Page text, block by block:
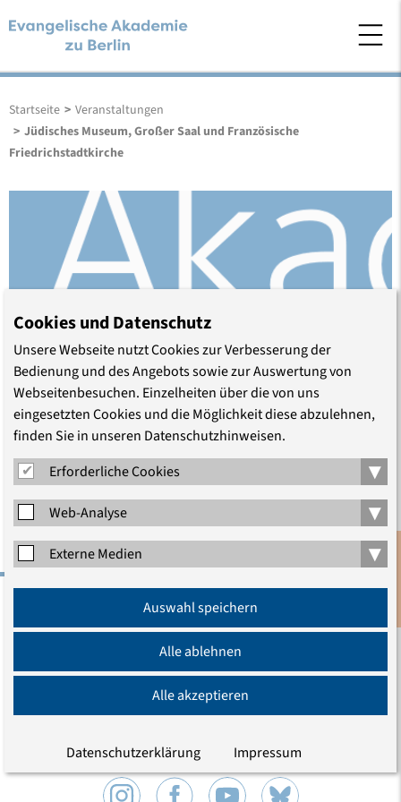
Startseite > Veranstaltungen
> Jüdisches Museum, Großer Saal und Französische
Friedrichstadtkirche
Jüdisches Museum, Großer
Saal und Französische
Friedrichstadtkirche
Anmeldung
Evangelische Akademie zu Berlin gGmbH
Wir sind auch hier
Cookies und Datenschutz
Unsere Webseite nutzt Cookies zur Verbesserung der
Bedienung und des Angebots sowie zur Auswertung von
Webseitenbesuchen. Einzelheiten über die von uns
eingesetzten Cookies und die Möglichkeit diese abzulehnen,
finden Sie in unseren Datenschutzhinweisen.
Erforderliche Cookies
▾
Web-Analyse ▾
Externe Medien ▾
Auswahl speichern
Alle ablehnen
Alle akzeptieren
Datenschutzerklärung Impressum